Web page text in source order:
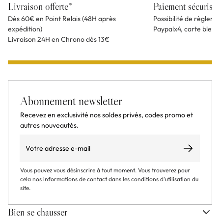
Livraison offerte*
Dès 60€ en Point Relais (48H après
expédition)
Livraison 24H en Chrono dès 13€
Paiement sécurisé
Possibilité de
Paypalx4, carte
Abonnement newsletter
Recevez en exclusivité nos soldes privés, codes promo et
autres nouveautés.
S’abonner
Vous pouvez vous désinscrire à tout moment. Vous trouverez pour
cela nos informations de contact dans les conditions d'utilisation du
site.
Bien se chausser